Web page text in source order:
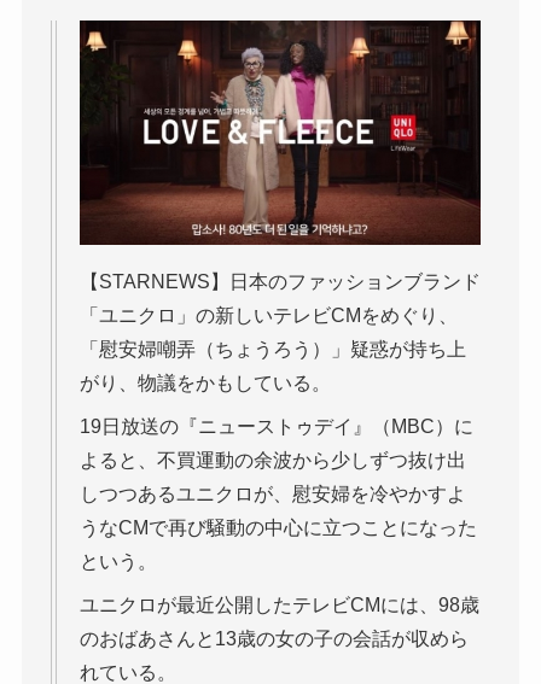
【STARNEWS】日本のファッションブランド
「ユニクロ」の新しいテレビCMをめぐり、
「慰安婦嘲弄（ちょうろう）」疑惑が持ち上
がり、物議をかもしている。
19日放送の『ニューストゥデイ』（MBC）に
よると、不買運動の余波から少しずつ抜け出
しつつあるユニクロが、慰安婦を冷やかすよ
うなCMで再び騒動の中心に立つことになった
という。
ユニクロが最近公開したテレビCMには、98歳
のおばあさんと13歳の女の子の会話が収めら
れている。